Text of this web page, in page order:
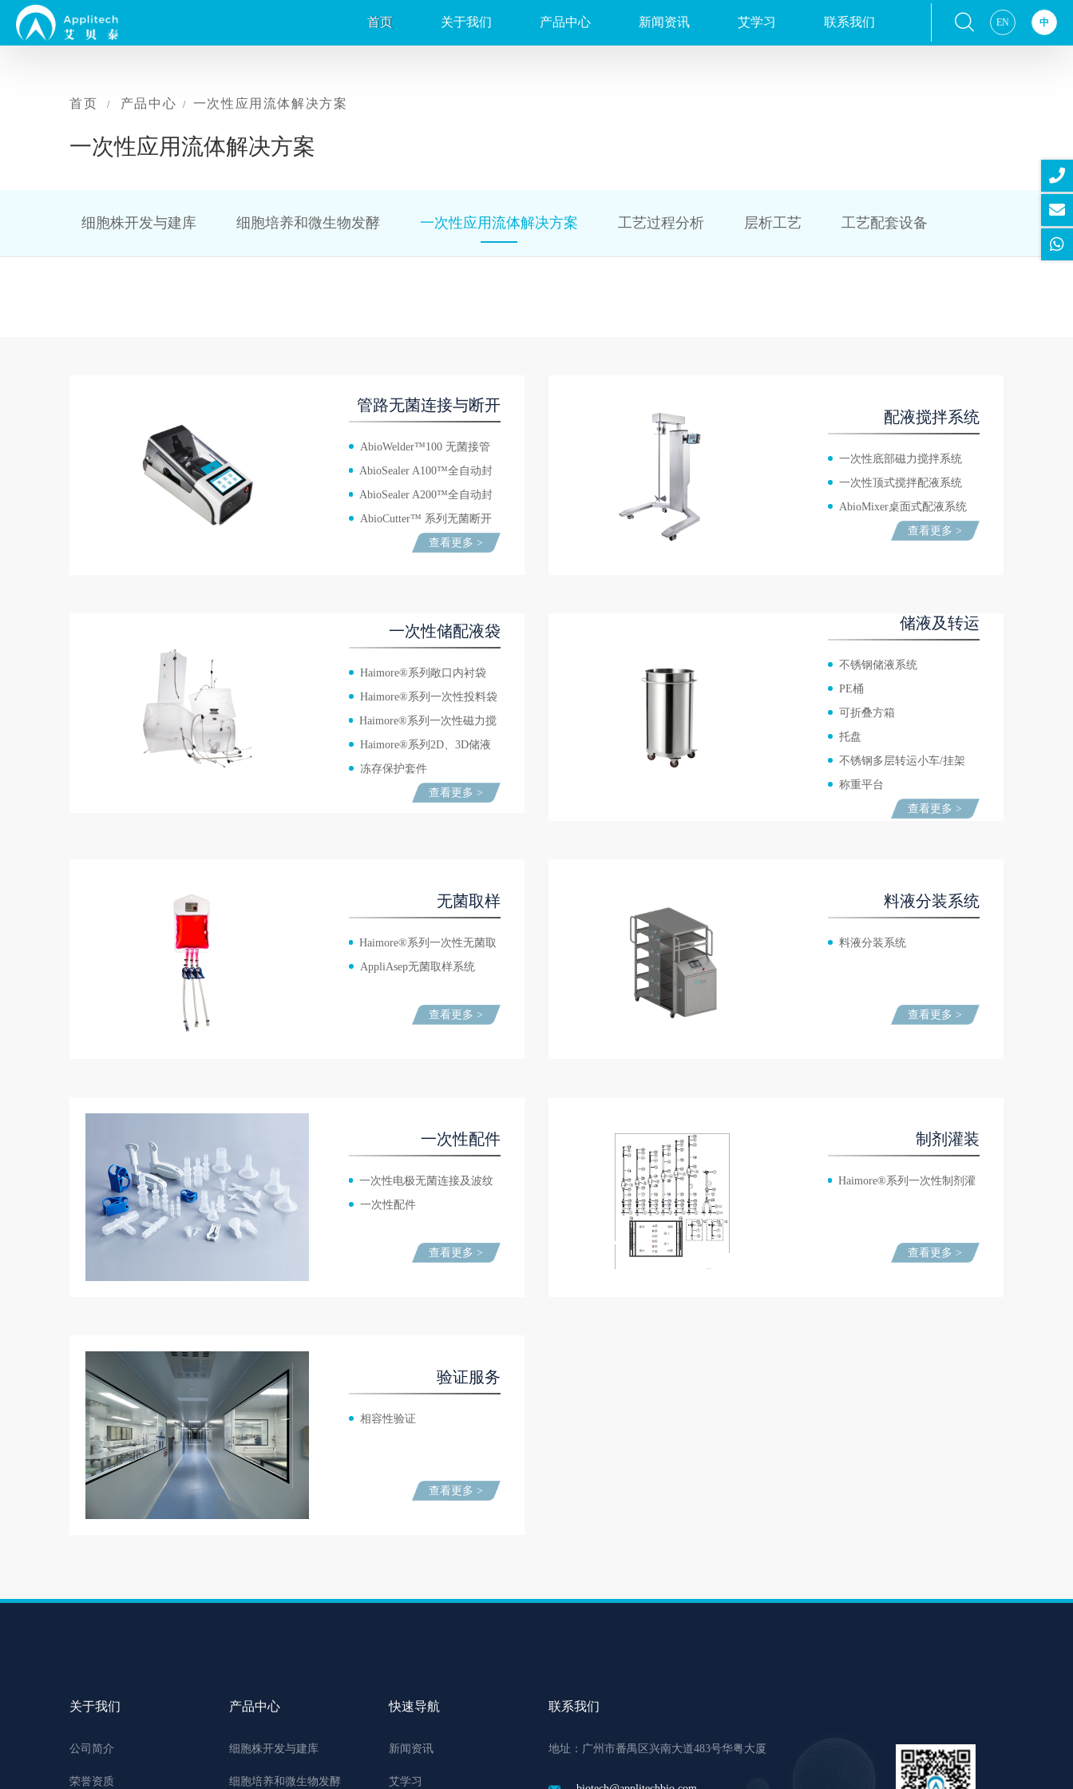
首页 关于我们 产品中心 新闻资讯 艾学习 联系我们 EN 中
首页 / 产品中心 / 一次性应用流体解决方案
一次性应用流体解决方案
细胞株开发与建库 细胞培养和微生物发酵 一次性应用流体解决方案 工艺过程分析 层析工艺 工艺配套设备
管路无菌连接与断开
AbioWelder™100 无菌接管
机
AbioSealer A100™全自动封
管机
AbioSealer A200™全自动封
管机
AbioCutter™ 系列无菌断开
查看更多 >
配液搅拌系统
一次性底部磁力搅拌系统
一次性顶式搅拌配液系统
AbioMixer桌面式配液系统
查看更多 >
一次性储配液袋
Haimore®系列敞口内衬袋
Haimore®系列一次性投料袋
Haimore®系列一次性磁力搅
拌袋
Haimore®系列2D、3D储液
袋
冻存保护套件
查看更多 >
储液及转运
不锈钢储液系统
PE桶
可折叠方箱
托盘
不锈钢多层转运小车/挂架
称重平台
查看更多 >
无菌取样
Haimore®系列一次性无菌取
样袋
AppliAsep无菌取样系统
查看更多 >
料液分装系统
料液分装系统
查看更多 >
一次性配件
一次性电极无菌连接及波纹
管组件
一次性配件
查看更多 >
制剂灌装
Haimore®系列一次性制剂灌
查看更多 >
验证服务
相容性验证
查看更多 >
关于我们
公司简介
荣誉资质
产品中心
细胞株开发与建库
细胞培养和微生物发酵
快速导航
新闻资讯
艾学习
联系我们
地址：广州市番禺区兴南大道483号华粤大厦